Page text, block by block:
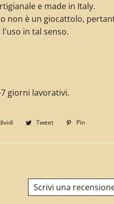
e made in Italy.
non è un giocattolo,
in tal senso.
giorni lavorativi.
Condividi
Facebook
Tweet
Twitta
Twitter
Pin
Scrivi una